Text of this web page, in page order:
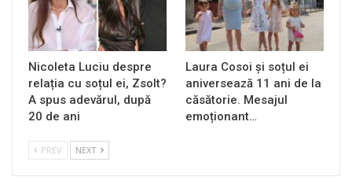
Nicoleta Luciu despre
relația cu soțul ei, Zsolt?
A spus adevărul, după
20 de ani
Laura Cosoi și soțul ei
aniversează 11 ani de la
căsătorie. Mesajul
emoționant…
PREV NEXT